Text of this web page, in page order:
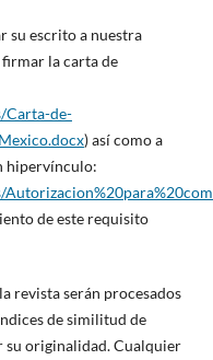
su escrito a nuestra
la carta de
Carta-de-
) así como a
hipervínculo:
de este requisito
revista serán procesados
de similitud de
su originalidad. Cualquier